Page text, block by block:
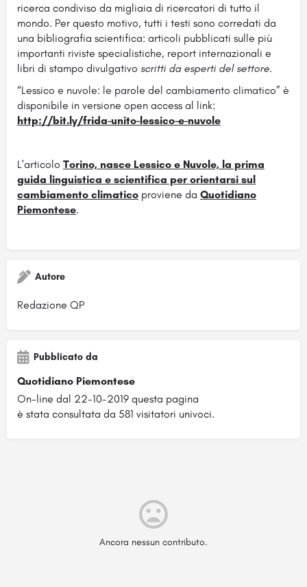
ricerca condiviso da migliaia di ricercatori di tutto il
mondo. Per questo motivo, tutti i testi sono corredati da
una bibliografia scientifica: articoli pubblicati sulle più
importanti riviste specialistiche, report internazionali e
libri di stampo divulgativo scritti da esperti del settore.
“Lessico e nuvole: le parole del cambiamento climatico” è
disponibile in versione open access al link:
http://bit.ly/frida-unito-lessico-e-nuvole
L'articolo Torino, nasce Lessico e Nuvole, la prima
guida linguistica e scientifica per orientarsi sul
cambiamento climatico proviene da Quotidiano
Piemontese.
Autore
Redazione QP
Pubblicato da
Quotidiano Piemontese
On-line dal 22-10-2019 questa pagina
è stata consultata da 581 visitatori univoci.
Ancora nessun contributo.